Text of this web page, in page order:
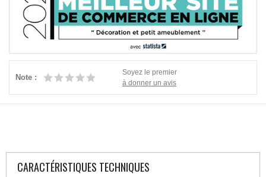
Note :
Soyez le premier
à donner un avis
CARACTÉRISTIQUES TECHNIQUES